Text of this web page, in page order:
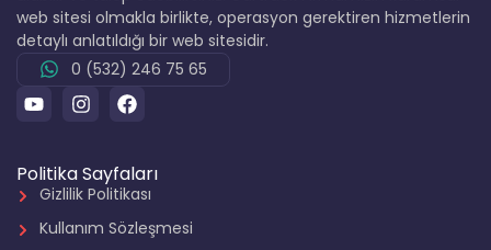
web sitesi olmakla birlikte, operasyon gerektiren hizmetlerin
detaylı anlatıldığı bir web sitesidir.
0 (532) 246 75 65
Politika Sayfaları
Gizlilik Politikası
Kullanım Sözleşmesi